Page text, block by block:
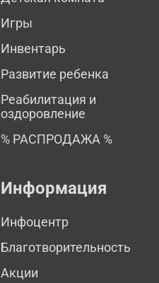
Игры
Инвентарь
Развитие ребенка
Реабилитация и
оздоровление
% РАСПРОДАЖА %
Информация
Инфоцентр
Благотворительность
Акции